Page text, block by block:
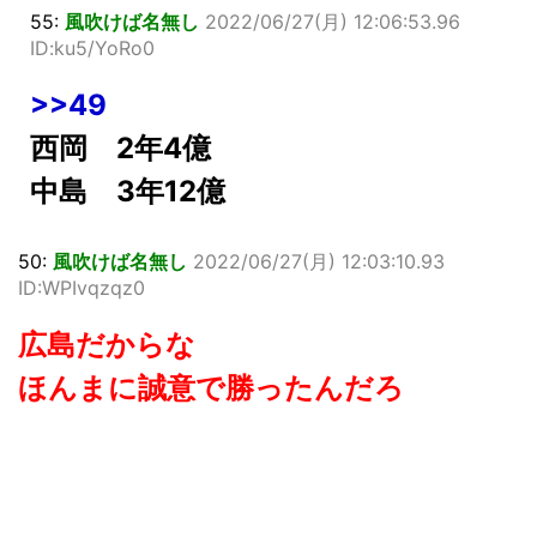
55: 風吹けば名無し 2022/06/27(月) 12:06:53.96
ID:ku5/YoRo0
>>49
西岡 2年4億
中島 3年12億
50: 風吹けば名無し 2022/06/27(月) 12:03:10.93
ID:WPIvqzqz0
広島だからな
ほんまに誠意で勝ったんだろ